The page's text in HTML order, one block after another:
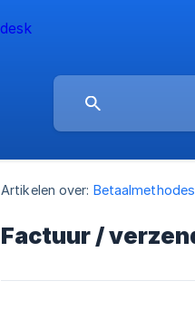
Artikelen over: Betaalmethodes
Factuur /